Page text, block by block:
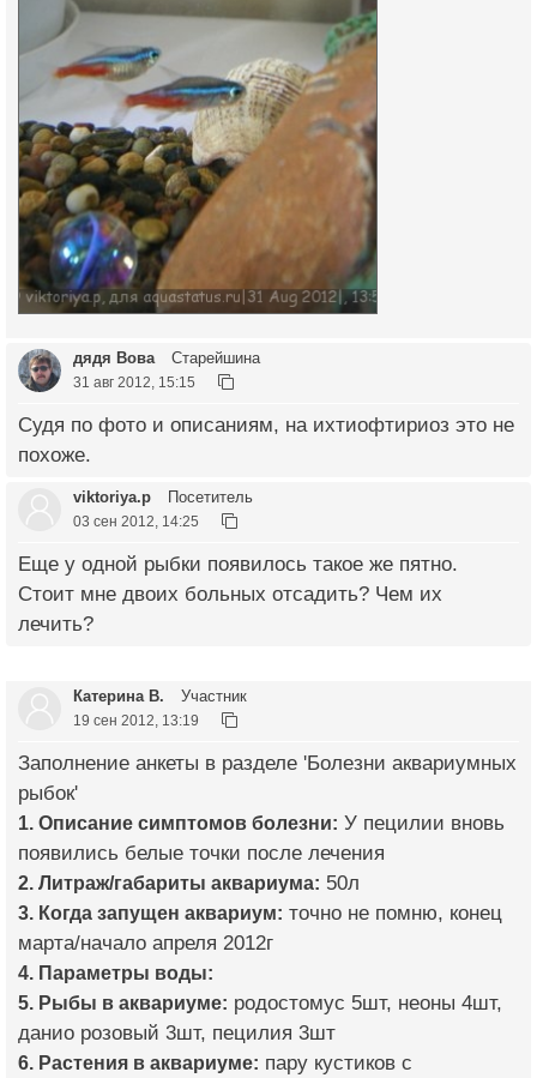
дядя Вова Старейшина
31 авг 2012, 15:15
Судя по фото и описаниям, на ихтиофтириоз это не
похоже.
viktoriya.p Посетитель
03 сен 2012, 14:25
Еще у одной рыбки появилось такое же пятно.
Стоит мне двоих больных отсадить? Чем их
лечить?
Катерина В. Участник
19 сен 2012, 13:19
Заполнение анкеты в разделе 'Болезни аквариумных
рыбок'
1. Описание симптомов болезни: У пецилии вновь
появились белые точки после лечения
2. Литраж/габариты аквариума: 50л
3. Когда запущен аквариум: точно не помню, конец
марта/начало апреля 2012г
4. Параметры воды:
5. Рыбы в аквариуме: родостомус 5шт, неоны 4шт,
данио розовый 3шт, пецилия 3шт
6. Растения в аквариуме: пару кустиков с